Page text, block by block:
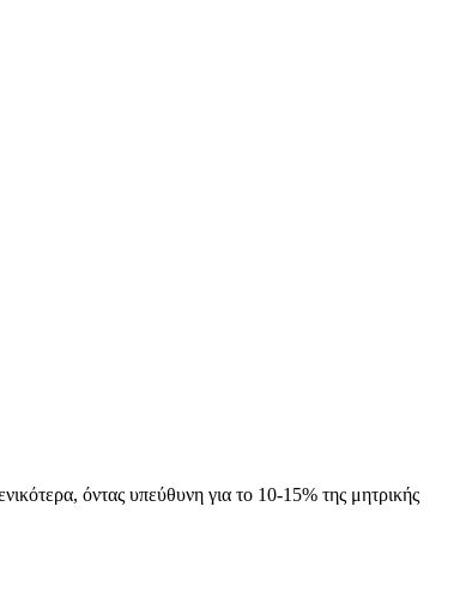
όντας υπεύθυνη για το 10-15% της μητρικής